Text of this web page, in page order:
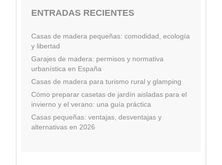
ENTRADAS RECIENTES
Casas de madera pequeñas: comodidad, ecología
y libertad
Garajes de madera: permisos y normativa
urbanística en España
Casas de madera para turismo rural y glamping
Cómo preparar casetas de jardín aisladas para el
invierno y el verano: una guía práctica
Casas pequeñas: ventajas, desventajas y
alternativas en 2026